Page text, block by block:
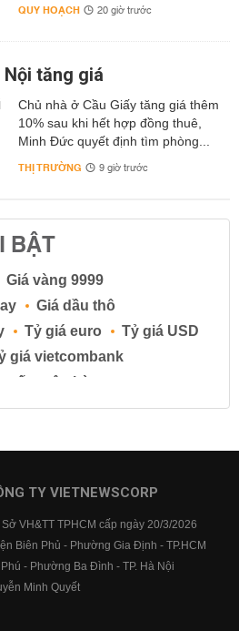
QUY HOẠCH 20 giờ trước
tăng giá
Chủ nhà ở Cầu Giấy tăng giá thêm
10% sau khi hết hợp đồng thuê,
Minh Đức quyết định tìm phòng...
THỊ TRƯỜNG 9 giờ trước
BẬT
Giá vàng 9999
Giá dầu thô
Tỷ giá euro
Tỷ giá USD
giá vietcombank
ngân hàng
suất tiền gửi
TY VIETNEWSCORP
VH&TT TPHCM cấp ngày 20/3/2026
Biên Phủ - Phường Gia Định - TP.HCM
- Phường Ba Đình - TP. Hà Nội
Minh Quyết